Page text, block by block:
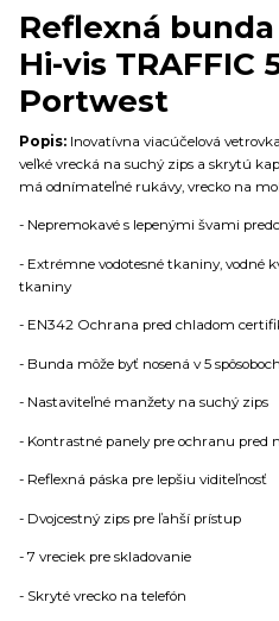
Reflexná bunda
Hi-vis TRAFFIC
Portwest
Popis: Inovatívna viacúčelová
veľké vrecká na suchý zips a skrytú
má odnímateľné rukávy, vrecko na
- Nepremokavé s lepenými švami
- Extrémne vodotesné tkaniny, vodné
tkaniny
- EN342 Ochrana pred chladom
- Bunda môže byť nosená v 5 spôsoboch
- Nastaviteľné manžety na suchý zips
- Kontrastné panely pre ochranu pred
- Reflexná páska pre lepšiu viditeľnosť
- Dvojcestný zips pre ľahší prístup
- 7 vreciek pre skladovanie
- Skryté vrecko na telefón